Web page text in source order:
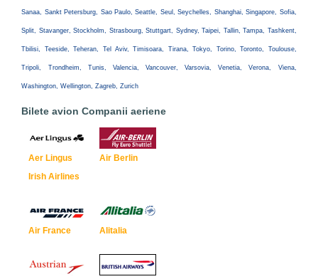
Sanaa, Sankt Petersburg, Sao Paulo, Seattle, Seul, Seychelles, Shanghai, Singapore, Sofia,
Split, Stavanger, Stockholm, Strasbourg, Stuttgart, Sydney, Taipei, Tallin, Tampa, Tashkent,
Tbilisi, Teeside, Teheran, Tel Aviv, Timisoara, Tirana, Tokyo, Torino, Toronto, Toulouse,
Tripoli, Trondheim, Tunis, Valencia, Vancouver, Varsovia, Venetia, Verona, Viena,
Washington, Wellington, Zagreb, Zurich
Bilete avion Companii aeriene
Aer Lingus
Irish Airlines
Air Berlin
Air France Alitalia